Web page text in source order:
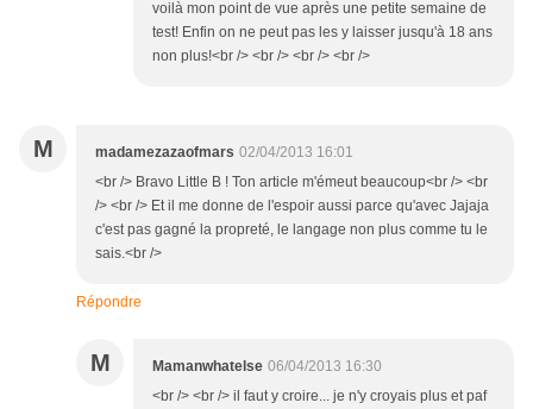
voilà mon point de vue après une petite semaine de
test! Enfin on ne peut pas les y laisser jusqu'à 18 ans
non plus!<br /> <br /> <br /> <br />
M madamezazaofmars 02/04/2013 16:01
<br /> Bravo Little B ! Ton article m'émeut beaucoup<br /> <br
/> <br /> Et il me donne de l'espoir aussi parce qu'avec Jajaja
c'est pas gagné la propreté, le langage non plus comme tu le
sais.<br />
Répondre
M Mamanwhatelse 06/04/2013 16:30
<br /> <br /> il faut y croire... je n'y croyais plus et paf